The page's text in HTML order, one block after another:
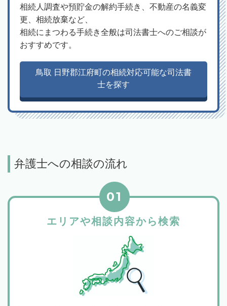
相続人調査や預貯金の解約手続き、不動産の名義変
更、相続放棄など、
相続にまつわる手続き全般は司法書士へのご相談が
おすすめです。
鳥取 日野郡江府町の相続対応可能な司法書
士を探す
弁護士への相談の流れ
エリアや相談内容から検索
01